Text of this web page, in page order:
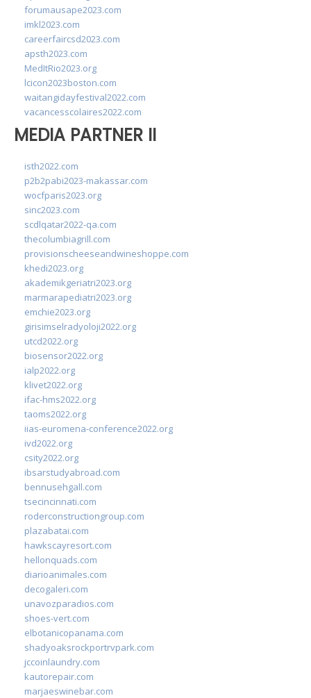
forumausape2023.com
imkl2023.com
careerfaircsd2023.com
apsth2023.com
MedItRio2023.org
lcicon2023boston.com
waitangidayfestival2022.com
vacancesscolaires2022.com
MEDIA PARTNER II
isth2022.com
p2b2pabi2023-makassar.com
wocfparis2023.org
sinc2023.com
scdlqatar2022-qa.com
thecolumbiagrill.com
provisionscheeseandwineshoppe.com
khedi2023.org
akademikgeriatri2023.org
marmarapediatri2023.org
emchie2023.org
girisimselradyoloji2022.org
utcd2022.org
biosensor2022.org
ialp2022.org
klivet2022.org
ifac-hms2022.org
taoms2022.org
iias-euromena-conference2022.org
ivd2022.org
csity2022.org
ibsarstudyabroad.com
bennusehgall.com
tsecincinnati.com
roderconstructiongroup.com
plazabatai.com
hawkscayresort.com
hellonquads.com
diarioanimales.com
decogaleri.com
unavozparadios.com
shoes-vert.com
elbotanicopanama.com
shadyoaksrockportrvpark.com
jccoinlaundry.com
kautorepair.com
marjaeswinebar.com